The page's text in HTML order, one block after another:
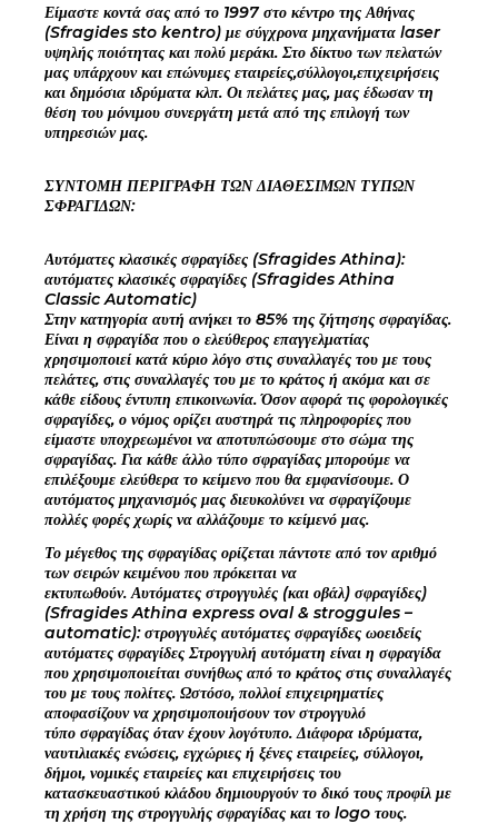
Είμαστε κοντά σας από το 1997 στο κέντρο της Αθήνας
(Sfragides sto kentro) με σύγχρονα μηχανήματα laser
υψηλής ποιότητας και πολύ μεράκι. Στο δίκτυο των πελατών
μας υπάρχουν και επώνυμες εταιρείες,σύλλογοι,επιχειρήσεις
και δημόσια ιδρύματα κλπ. Οι πελάτες μας, μας έδωσαν τη
θέση του μόνιμου συνεργάτη μετά από της επιλογή των
υπηρεσιών μας.
ΣΥΝΤΟΜΗ ΠΕΡΙΓΡΑΦΗ ΤΩΝ ΔΙΑΘΕΣΙΜΩΝ ΤΥΠΩΝ
ΣΦΡΑΓΙΔΩΝ:
Αυτόματες κλασικές σφραγίδες (Sfragides Athina):
αυτόματες κλασικές σφραγίδες (Sfragides Athina
Classic Automatic)
Στην κατηγορία αυτή ανήκει το 85% της ζήτησης σφραγίδας.
Είναι η σφραγίδα που ο ελεύθερος επαγγελματίας
χρησιμοποιεί κατά κύριο λόγο στις συναλλαγές του με τους
πελάτες, στις συναλλαγές του με το κράτος ή ακόμα και σε
κάθε είδους έντυπη επικοινωνία. Όσον αφορά τις φορολογικές
σφραγίδες, ο νόμος ορίζει αυστηρά τις πληροφορίες που
είμαστε υποχρεωμένοι να αποτυπώσουμε στο σώμα της
σφραγίδας. Για κάθε άλλο τύπο σφραγίδας μπορούμε να
επιλέξουμε ελεύθερα το κείμενο που θα εμφανίσουμε. Ο
αυτόματος μηχανισμός μας διευκολύνει να σφραγίζουμε
πολλές φορές χωρίς να αλλάζουμε το κείμενό μας.
Το μέγεθος της σφραγίδας ορίζεται πάντοτε από τον αριθμό
των σειρών κειμένου που πρόκειται να
εκτυπωθούν. Αυτόματες στρογγυλές (και οβάλ) σφραγίδες)
(Sfragides Athina express oval & stroggules –
automatic): στρογγυλές αυτόματες σφραγίδες ωοειδείς
αυτόματες σφραγίδες Στρογγυλή αυτόματη είναι η σφραγίδα
που χρησιμοποιείται συνήθως από το κράτος στις συναλλαγές
του με τους πολίτες. Ωστόσο, πολλοί επιχειρηματίες
αποφασίζουν να χρησιμοποιήσουν τον στρογγυλό
τύπο σφραγίδας όταν έχουν λογότυπο. Διάφορα ιδρύματα,
ναυτιλιακές ενώσεις, εγχώριες ή ξένες εταιρείες, σύλλογοι,
δήμοι, νομικές εταιρείες και επιχειρήσεις του
κατασκευαστικού κλάδου δημιουργούν το δικό τους προφίλ με
τη χρήση της στρογγυλής σφραγίδας και το logo τους.